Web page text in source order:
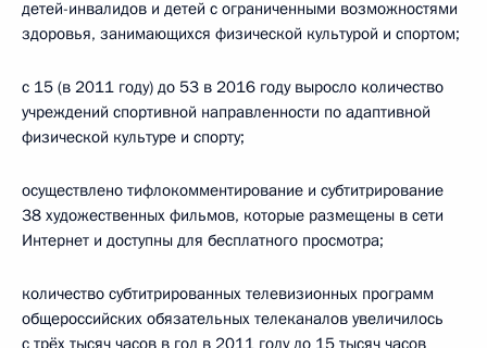
детей-инвалидов и детей с ограниченными возможностями
здоровья, занимающихся физической культурой и спортом;
с 15 (в 2011 году) до 53 в 2016 году выросло количество
учреждений спортивной направленности по адаптивной
физической культуре и спорту;
осуществлено тифлокомментирование и субтитрирование
38 художественных фильмов, которые размещены в сети
Интернет и доступны для бесплатного просмотра;
количество субтитрированных телевизионных программ
общероссийских обязательных телеканалов увеличилось
с трёх тысяч часов в год в 2011 году до 15 тысяч часов